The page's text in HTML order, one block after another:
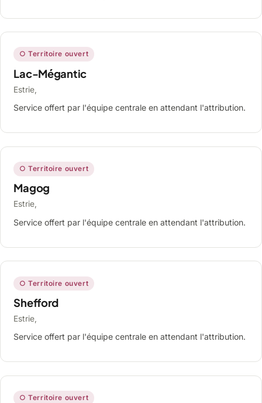
○ Territoire ouvert
Lac-Mégantic
Estrie,
Service offert par l'équipe centrale en attendant l'attribution.
○ Territoire ouvert
Magog
Estrie,
Service offert par l'équipe centrale en attendant l'attribution.
○ Territoire ouvert
Shefford
Estrie,
Service offert par l'équipe centrale en attendant l'attribution.
○ Territoire ouvert